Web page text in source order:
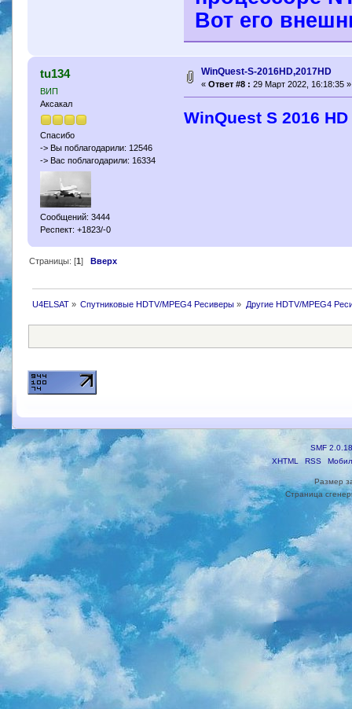
Вот его
tu134
ВИП
Аксакал
Спасибо
-> Вы поблагодарили: 12546
-> Вас поблагодарили: 16334
Сообщений: 3444
Респект: +1823/-0
WinQuest-S-2016HD,2017HD
« Ответ #8 : 29 Март 2022, 16:18:35 »
WinQuest S 2016
Страницы: [1] Вверх
U4ELSAT» Спутниковые HDTV/MPEG4 Ресиверы » Другие HDTV/MPEG4
SMF 2.0.18
XHTML
RSS
Размер
Страница